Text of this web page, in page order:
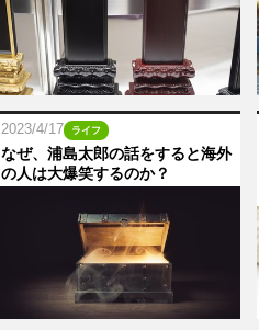
2023/4/17 ライフ
なぜ、浦島太郎の話をすると海外
の人は大爆笑するのか？